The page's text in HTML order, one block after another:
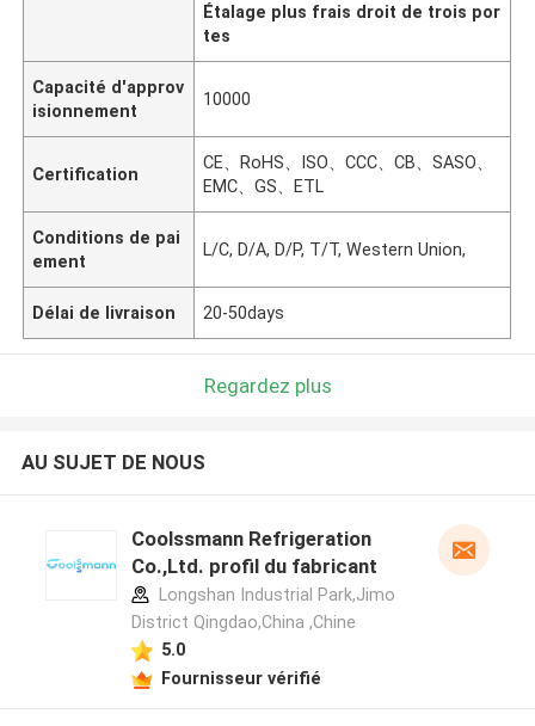
Étalage plus frais droit de trois por
tes
Capacité d'approv
isionnement
10000
Certification
CE、RoHS、ISO、CCC、CB、SASO、
EMC、GS、ETL
Conditions de pai
ement
L/C, D/A, D/P, T/T, Western Union,
Délai de livraison 20-50days
Regardez plus
AU SUJET DE NOUS
Coolssmann Refrigeration
Co.,Ltd. profil du fabricant
Longshan Industrial Park,Jimo
District Qingdao,China ,Chine
5.0
Fournisseur vérifié